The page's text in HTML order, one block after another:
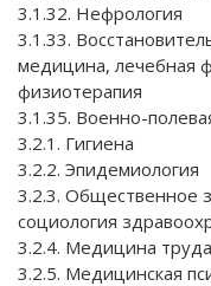
3.1.32. Нефрология
3.1.33.
медицина, лечебная
физиотерапия
3.1.35. Военно-
3.2.1. Гигиена
3.2.2. Эпидемиология
3.2.3. Общественное
социология
3.2.4. Медицина труда
3.2.5. Медицинская